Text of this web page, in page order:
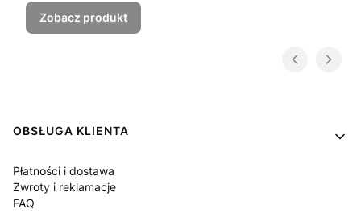
Zobacz produkt
Linki w stopce
OBSŁUGA KLIENTA
Płatności i dostawa
Zwroty i reklamacje
FAQ